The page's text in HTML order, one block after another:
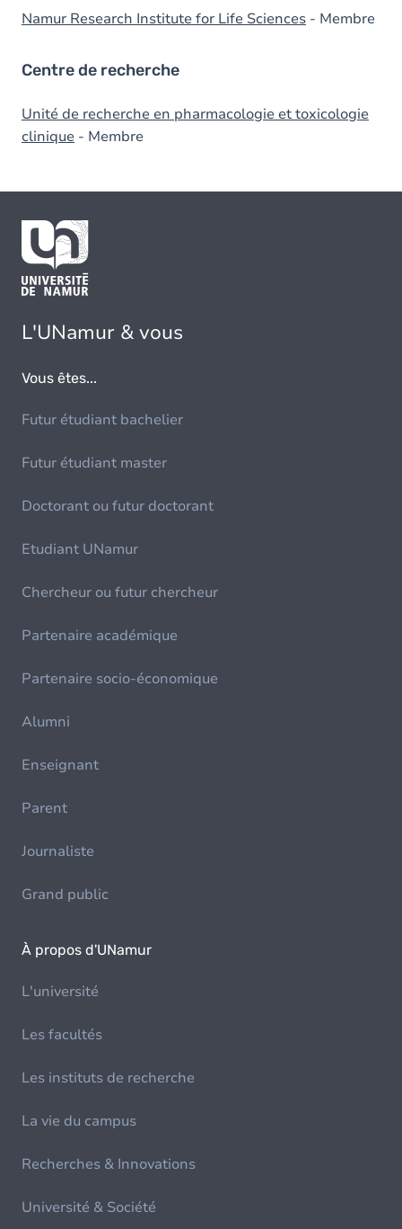
Namur Research Institute for Life Sciences - Membre
Centre de recherche
Unité de recherche en pharmacologie et toxicologie
clinique - Membre
L'UNamur & vous
Vous êtes...
Futur étudiant bachelier
Futur étudiant master
Doctorant ou futur doctorant
Etudiant UNamur
Chercheur ou futur chercheur
Partenaire académique
Partenaire socio-économique
Alumni
Enseignant
Parent
Journaliste
Grand public
À propos d'UNamur
L'université
Les facultés
Les instituts de recherche
La vie du campus
Recherches & Innovations
Université & Société